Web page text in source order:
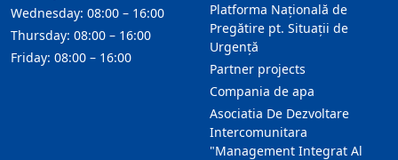
Platforma Națională de
Pregătire pt. Situații de
Urgență
Partner projects
Compania de apa
Asociatia De Dezvoltare
Intercomunitara
"Management Integrat Al
Wednesday: 08:00 – 16:00
Thursday: 08:00 – 16:00
Friday: 08:00 – 16:00